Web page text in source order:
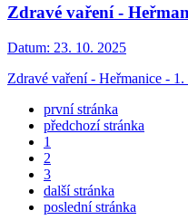
Zdravé vaření -
Datum: 23. 10. 2025
Zdravé vaření - Heřmanice - 1.
první stránka
předchozí stránka
1
2
3
další stránka
poslední stránka